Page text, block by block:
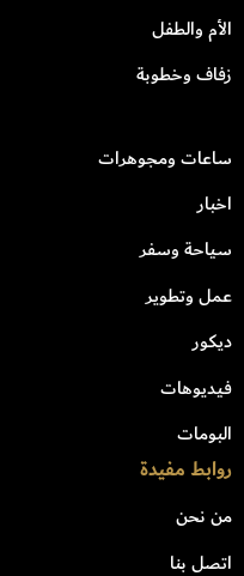
الأم والطفل
زفاف وخطوبة
ساعات ومجوهرات
اخبار
سياحة وسفر
عمل وتطوير
ديكور
فيديوهات
البومات
روابط مفيدة
من نحن
اتصل بنا